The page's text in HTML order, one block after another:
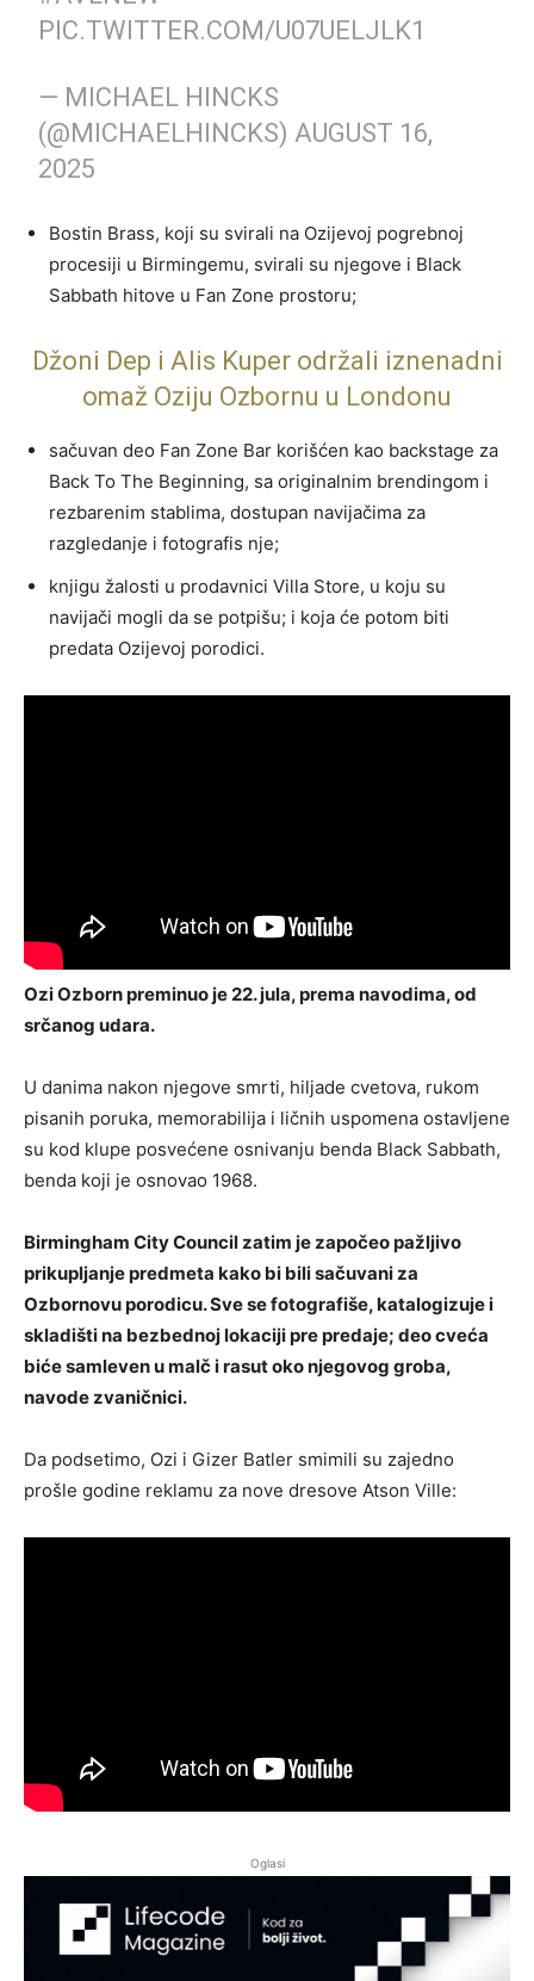
PIC.TWITTER.COM/U07UELJLK1
— MICHAEL HINCKS
(@MICHAELHINCKS)AUGUST 16,
2025
Bostin Brass, koji su svirali na Ozijevoj pogrebnoj
procesiji u Birmingemu, svirali su njegove i Black
Sabbath hitove u Fan Zone prostoru;
Džoni Dep i Alis Kuper održali iznenadni
omaž Oziju Ozbornu u Londonu
sačuvan deo Fan Zone Bar korišćen kao backstage za
Back To The Beginning, sa originalnim brendingom i
rezbarenim stablima, dostupan navijačima za
razgledanje i fotografis nje;
knjigu žalosti u prodavnici Villa Store, u koju su
navijači mogli da se potpišu; i koja će potom biti
predata Ozijevoj porodici.
Ozi Ozborn preminuo je 22. jula, prema navodima, od
srčanog udara.
U danima nakon njegove smrti, hiljade cvetova, rukom
pisanih poruka, memorabilija i ličnih uspomena ostavljene
su kod klupe posvećene osnivanju benda Black Sabbath,
benda koji je osnovao 1968.
Birmingham City Council zatim je započeo pažljivo
prikupljanje predmeta kako bi bili sačuvani za
Ozbornovu porodicu. Sve se fotografiše, katalogizuje i
skladišti na bezbednoj lokaciji pre predaje; deo cveća
biće samleven u malč i rasut oko njegovog groba,
navode zvaničnici.
Da podsetimo, Ozi i Gizer Batler smimili su zajedno
prošle godine reklamu za nove dresove Atson Ville:
Oglasi